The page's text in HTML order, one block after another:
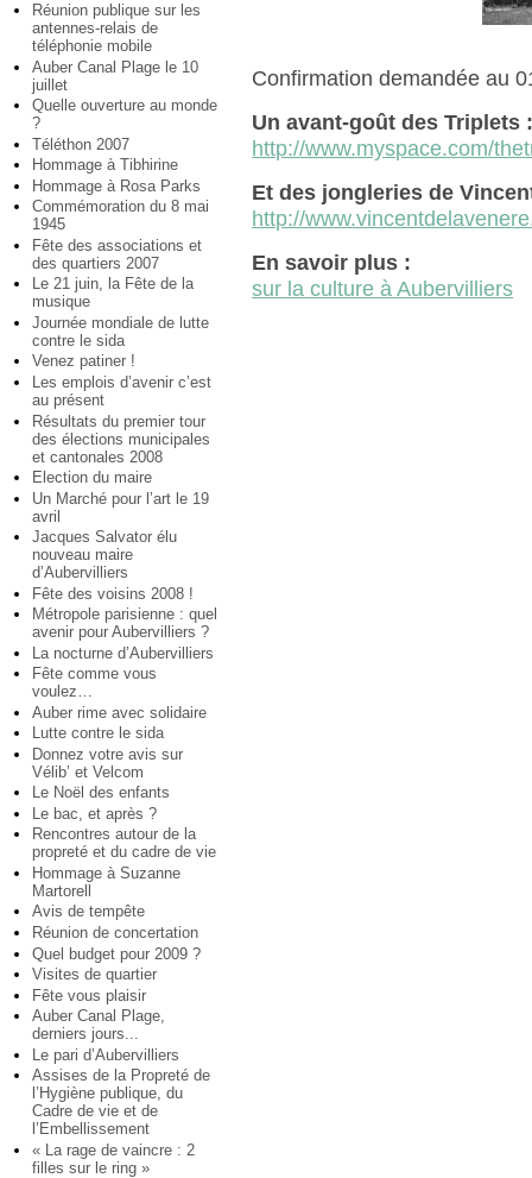
Réunion publique sur les
antennes-relais de
téléphonie mobile
Auber Canal Plage le 10
juillet
Quelle ouverture au monde
?
Téléthon 2007
Hommage à Tibhirine
Hommage à Rosa Parks
Commémoration du 8 mai
1945
Fête des associations et
des quartiers 2007
Le 21 juin, la Fête de la
musique
Journée mondiale de lutte
contre le sida
Venez patiner !
Les emplois d’avenir c’est
au présent
Résultats du premier tour
des élections municipales
et cantonales 2008
Election du maire
Un Marché pour l’art le 19
avril
Jacques Salvator élu
nouveau maire
d’Aubervilliers
Fête des voisins 2008 !
Métropole parisienne : quel
avenir pour Aubervilliers ?
La nocturne d’Aubervilliers
Fête comme vous
voulez…
Auber rime avec solidaire
Lutte contre le sida
Donnez votre avis sur
Vélib’ et Velcom
Le Noël des enfants
Le bac, et après ?
Rencontres autour de la
propreté et du cadre de vie
Hommage à Suzanne
Martorell
Avis de tempête
Réunion de concertation
Quel budget pour 2009 ?
Visites de quartier
Fête vous plaisir
Auber Canal Plage,
derniers jours...
Le pari d’Aubervilliers
Assises de la Propreté de
l’Hygiène publique, du
Cadre de vie et de
l’Embellissement
« La rage de vaincre : 2
filles sur le ring »
Confirmation demandée au
Un avant-goût des Triplets
http://www.myspace.com/
Et des jongleries de
http://
En savoir plus :
sur la culture à Aubervilliers